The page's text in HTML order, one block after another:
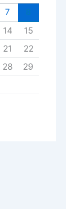
7
14
15
21
22
28
29